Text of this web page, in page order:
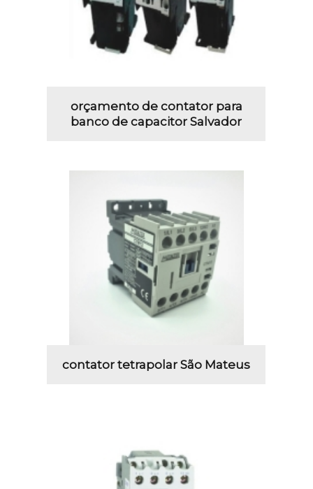
orçamento de contator para
banco de capacitor Salvador
contator tetrapolar São Mateus